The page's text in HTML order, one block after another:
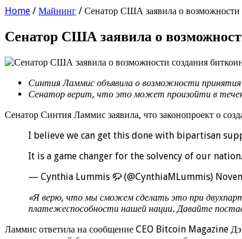
Home / Майнинг / Сенатор США заявила о возможности
Сенатор США заявила о
Синтия Ламмис объявила о возможности принятия
Сенатор верит, что это может произойти в
Сенатор Синтия Ламмис заявила, что законопроект о
I believe we can get this done with bipartisan
It is a game changer for the solvency of our
— Cynthia Lummis 🦬 (@CynthiaMLummis)
«Я верю, что мы сможем сделать это при
платежеспособности нашей нации. Давайте
Ламмис ответила на сообщение CEO Bitcoin Magazine